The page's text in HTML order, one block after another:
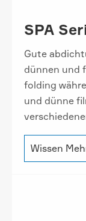
SPA
Gute
dünnen und
folding
und dünne
Wissen